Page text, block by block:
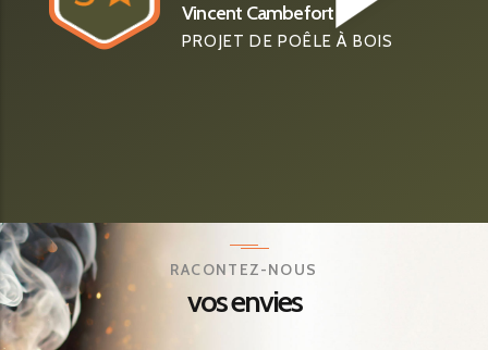
Vincent Cambefort
PROJET DE POÊLE À BOIS
RACONTEZ-NOUS
vos envies